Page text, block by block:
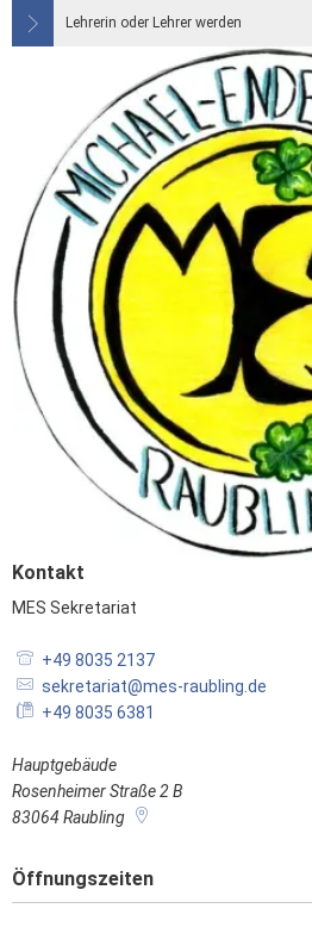
Lehrerin oder Lehrer werden
Kontakt
MES Sekretariat
+49 8035 2137
sekretariat@mes-raubling.de
+49 8035 6381
Hauptgebäude
Rosenheimer Straße 2 B
83064 Raubling
Öffnungszeiten